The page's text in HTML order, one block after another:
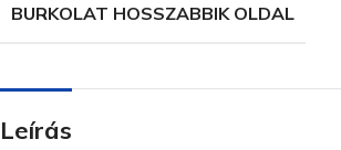
BURKOLAT HOSSZABBIK OLDAL
Leírás